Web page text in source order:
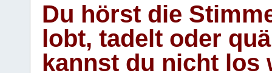
Du hörst die
lobt, tadelt oder
kannst du nicht los